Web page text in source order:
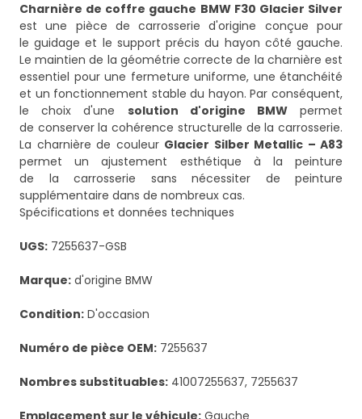
Charnière de coffre gauche BMW F30 Glacier Silver
est une pièce de carrosserie d'origine conçue pour
le guidage et le support précis du hayon côté gauche.
Le maintien de la géométrie correcte de la charnière est
essentiel pour une fermeture uniforme, une étanchéité
et un fonctionnement stable du hayon. Par conséquent,
le choix d'une solution d'origine BMWpermet
de conserver la cohérence structurelle de la carrosserie.
La charnière de couleur Glacier Silber Metallic – A83
permet un ajustement esthétique à la peinture
de la carrosserie sans nécessiter de peinture
supplémentaire dans de nombreux cas.
Spécifications et données techniques
UGS: 7255637-GSB
Marque: d'origine BMW
Condition: D'occasion
Numéro de pièce OEM: 7255637
Nombres substituables: 41007255637, 7255637